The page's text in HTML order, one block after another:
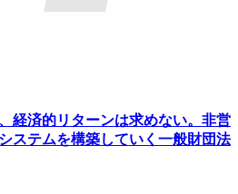
経済的リターンは求めない。非営
ステムを構築していく一般財団法